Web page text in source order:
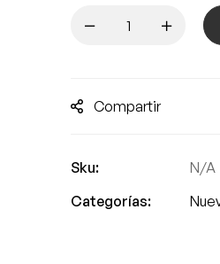
Compartir
Sku:
N/A
Categorías: